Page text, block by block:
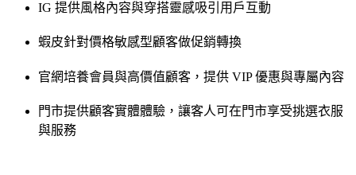
IG 提供風格內容與穿搭靈感吸引用戶互動
蝦皮針對價格敏感型顧客做促銷轉換
官網培養會員與高價值顧客，提供 VIP 優惠與專屬內容
門市提供顧客實體體驗，讓客人可在門市享受挑選衣服
與服務